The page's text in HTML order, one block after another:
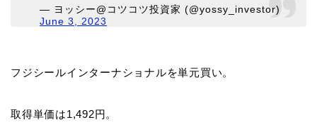
— ヨッシー@コツコツ投資家 (@yossy_investor)
June 3, 2023
フジシールインターナショナルを単元買い。
取得単価は1,492円。